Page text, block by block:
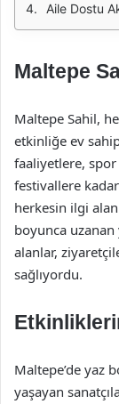
Aile Dostu
Maltepe
Maltepe Sahil,
etkinliğe ev
faaliyetlere,
festivallere
herkesin ilgi
boyunca
alanlar,
sağlıyordu.
Maltepe’de yaz
yaşayan